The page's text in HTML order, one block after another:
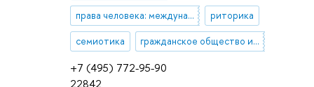
+7 (495) 772-95-90
права человека: международно-правовые и внутригосударственные механизмы защиты риторика
семиотика гражданское общество и демократический процесс